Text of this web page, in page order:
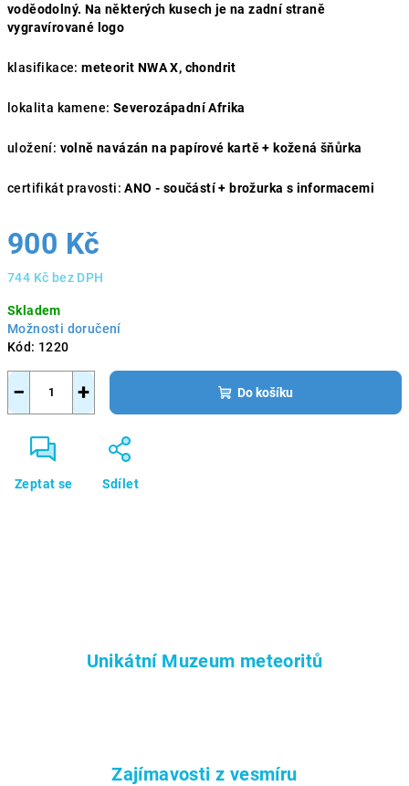
voděodolný. Na některých kusech je na zadní straně
vygravírované logo
klasifikace: meteorit NWA X, chondrit
lokalita kamene: Severozápadní Afrika
uložení: volně navázán na papírové kartě + kožená šňůrka
certifikát pravosti: ANO - součástí + brožurka s informacemi
900 Kč
744 Kč bez DPH
cena:
Skladem
Možnosti doručení
Kód: 1220
+
− Do košíku
Zeptat se Sdílet
Unikátní Muzeum meteoritů
Zajímavosti z vesmíru